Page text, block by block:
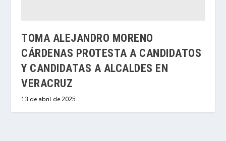
TOMA ALEJANDRO MORENO
CÁRDENAS PROTESTA A CANDIDATOS
Y CANDIDATAS A ALCALDES EN
VERACRUZ
13 de abril de 2025